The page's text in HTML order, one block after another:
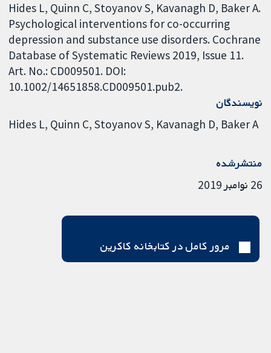
Hides L, Quinn C, Stoyanov S, Kavanagh D, Baker A.
Psychological interventions for co-occurring
depression and substance use disorders. Cochrane
Database of Systematic Reviews 2019, Issue 11.
Art. No.: CD009501. DOI:
10.1002/14651858.CD009501.pub2.
نویسندگان
Hides L Quinn C Stoyanov S Kavanagh D Baker A
منتشرشده
26 نوامبر 2019
مرور کامل در کتابخانه کاکرین